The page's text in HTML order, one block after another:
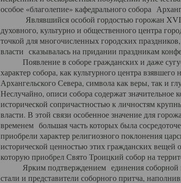
особое «благолепие» кафедрального собора
Являвшийся особой гордостью горожан XVIII
духовного, культурно и общественного центра
точкой для многочисленных городских
власти сказывалась на придании праздникам
Появление в соборе гражданских и даже
характер собора, как культурного центра
Архангельского Севера, символа как веры, так и
Неслучайно, описи собора содержат значительное
исторической сопричастностью к личностям
власти. В этой связи особенное значение для
временем большая часть которых была
приобрели характер религиозного поклонения
исторической ценностью этих гражданских
которую приобрел Свято Троицкий собор на
Ярким подтверждением единения соборной
стали и представители соборного притча,